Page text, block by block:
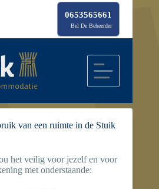
0653565661
Bel De Beheerder
van een ruimte in de Stuik
het veilig voor jezelf en voor
met onderstaande: